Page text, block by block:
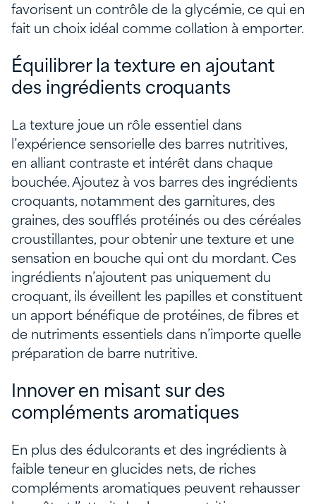
favorisent un contrôle de la glycémie, ce qui en
fait un choix idéal comme collation à emporter.
Équilibrer la texture en ajoutant
des ingrédients croquants
La texture joue un rôle essentiel dans
l’expérience sensorielle des barres nutritives,
en alliant contraste et intérêt dans chaque
bouchée. Ajoutez à vos barres des ingrédients
croquants, notamment des garnitures, des
graines, des soufflés protéinés ou des céréales
croustillantes, pour obtenir une texture et une
sensation en bouche qui ont du mordant. Ces
ingrédients n’ajoutent pas uniquement du
croquant, ils éveillent les papilles et constituent
un apport bénéfique de protéines, de fibres et
de nutriments essentiels dans n’importe quelle
préparation de barre nutritive.
Innover en misant sur des
compléments aromatiques
En plus des édulcorants et des ingrédients à
faible teneur en glucides nets, de riches
compléments aromatiques peuvent rehausser